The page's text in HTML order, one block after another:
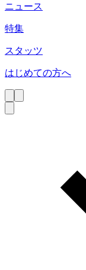
ニュース
特集
スタッツ
はじめての方へ